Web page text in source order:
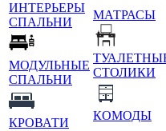
ИНТЕРЬЕРЫ
СПАЛЬНИ
МОДУЛЬНЫЕ
СПАЛЬНИ
КРОВАТИ
МАТРАСЫ
СТОЛИКИ
КОМОДЫ